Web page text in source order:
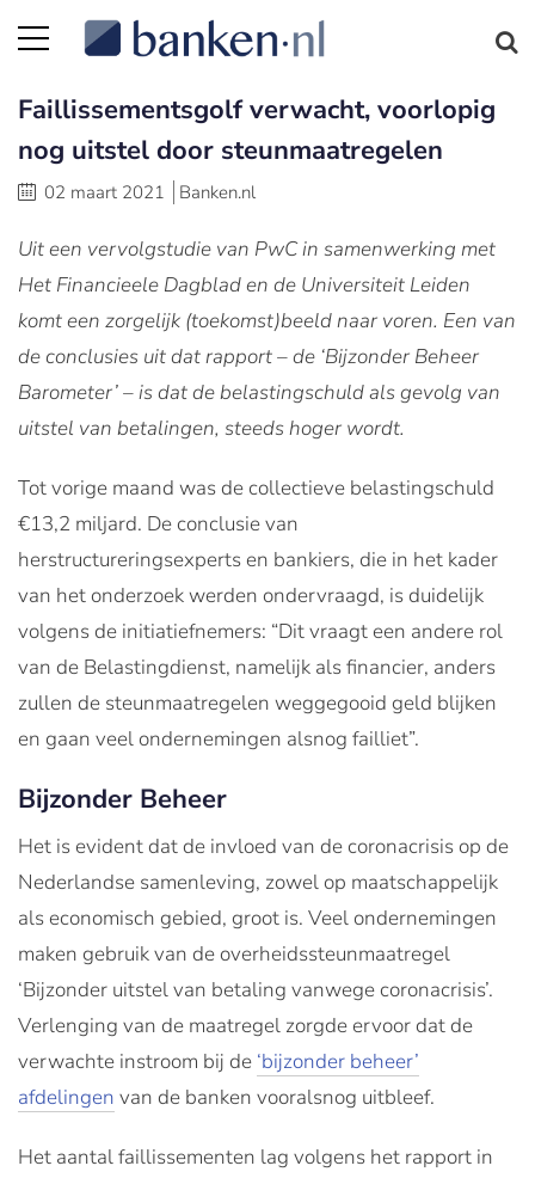
Faillissementsgolf verwacht, voorlopig
nog uitstel door steunmaatregelen
02 maart 2021 Banken.nl
Uit een vervolgstudie van PwC in samenwerking met
Het Financieele Dagblad en de Universiteit Leiden
komt een zorgelijk (toekomst)beeld naar voren. Een van
de conclusies uit dat rapport – de ‘Bijzonder Beheer
Barometer’ – is dat de belastingschuld als gevolg van
uitstel van betalingen, steeds hoger wordt.
Tot vorige maand was de collectieve belastingschuld
€13,2 miljard. De conclusie van
herstructureringsexperts en bankiers, die in het kader
van het onderzoek werden ondervraagd, is duidelijk
volgens de initiatiefnemers: “Dit vraagt een andere rol
van de Belastingdienst, namelijk als financier, anders
zullen de steunmaatregelen weggegooid geld blijken
en gaan veel ondernemingen alsnog failliet”.
Bijzonder Beheer
Het is evident dat de invloed van de coronacrisis op de
Nederlandse samenleving, zowel op maatschappelijk
als economisch gebied, groot is. Veel ondernemingen
maken gebruik van de overheidssteunmaatregel
‘Bijzonder uitstel van betaling vanwege coronacrisis’.
Verlenging van de maatregel zorgde ervoor dat de
verwachte instroom bij de ‘bijzonder beheer’
afdelingen van de banken vooralsnog uitbleef.
Het aantal faillissementen lag volgens het rapport in